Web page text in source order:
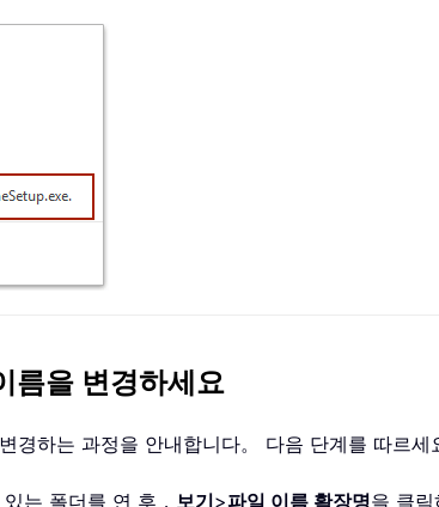
름을 변경하세요
하는 과정을 안내합니다。 다음 단계를 따르세
는 폴더를 연 후， 보기>파일 이름 확장명을 클